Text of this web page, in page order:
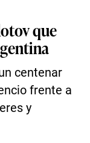
que
centenar
frente a
y